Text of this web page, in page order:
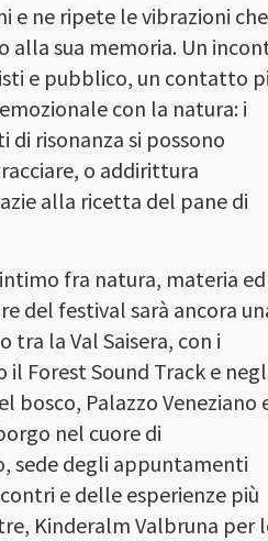
e ne ripete le vibrazioni che
alla sua memoria. Un
e pubblico, un contatto
con la natura: i
di risonanza si possono
o addirittura
alla ricetta del pane di
fra natura, materia ed
del festival sarà ancora
tra la Val Saisera, con i
il Forest Sound Track e
bosco, Palazzo Veneziano
nel cuore di
sede degli appuntamenti
e delle esperienze più
Kinderalm Valbruna per